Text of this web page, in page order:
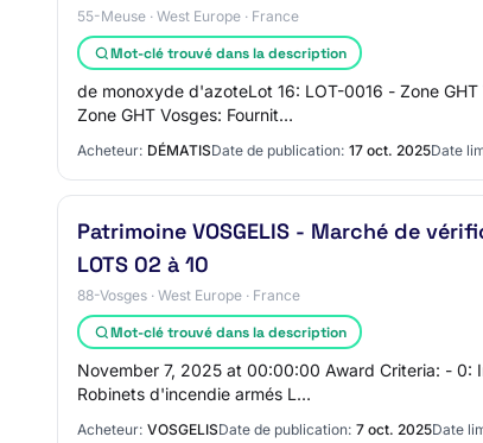
55-Meuse · West Europe · France
Mot-clé trouvé dans la description
de monoxyde d'azoteLot 16: LOT-0016 - Zone
Zone GHT Vosges: Fournit…
Acheteur: DÉMATISDate de publication: 17 oct. 2025Date
Patrimoine VOSGELIS - Marché de
LOTS 02 à 10
88-Vosges · West Europe · France
Mot-clé trouvé dans la description
November 7, 2025 at 00:00:00 Award Criteria: -
Robinets d'incendie armés L…
Acheteur: VOSGELISDate de publication: 7 oct. 2025Date